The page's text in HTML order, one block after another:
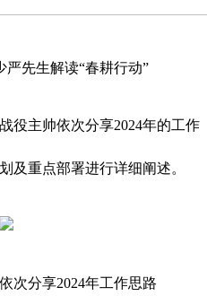
严先生解读“春耕行动”
役主帅依次分享2024年的工作
及重点部署进行详细阐述。
次分享2024年工作思路